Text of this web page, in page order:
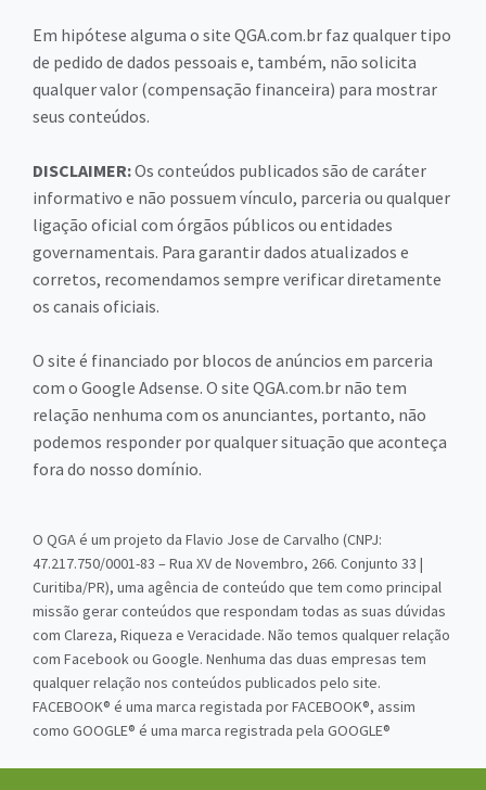
Em hipótese alguma o site QGA.com.br faz qualquer tipo
de pedido de dados pessoais e, também, não solicita
qualquer valor (compensação financeira) para mostrar
seus conteúdos.
DISCLAIMER:Os conteúdos publicados são de caráter
informativo e não possuem vínculo, parceria ou qualquer
ligação oficial com órgãos públicos ou entidades
governamentais. Para garantir dados atualizados e
corretos, recomendamos sempre verificar diretamente
os canais oficiais.
O site é financiado por blocos de anúncios em parceria
com o Google Adsense. O site QGA.com.br não tem
relação nenhuma com os anunciantes, portanto, não
podemos responder por qualquer situação que aconteça
fora do nosso domínio.
O QGA é um projeto da Flavio Jose de Carvalho (CNPJ:
47.217.750/0001-83 – Rua XV de Novembro, 266. Conjunto 33 |
Curitiba/PR), uma agência de conteúdo que tem como principal
missão gerar conteúdos que respondam todas as suas dúvidas
com Clareza, Riqueza e Veracidade. Não temos qualquer relação
com Facebook ou Google. Nenhuma das duas empresas tem
qualquer relação nos conteúdos publicados pelo site.
FACEBOOK® é uma marca registada por FACEBOOK®, assim
como GOOGLE® é uma marca registrada pela GOOGLE®